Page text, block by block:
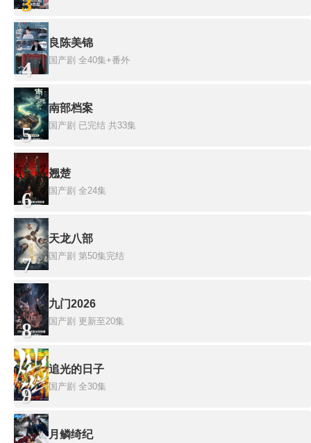
4
良陈美锦
国产剧 全40集+番外
5
南部档案
国产剧 已完结 共33集
6
翘楚
国产剧 全24集
7
天龙八部
国产剧 第50集完结
8
九门2026
国产剧 更新至20集
9
追光的日子
国产剧 全30集
月鳞绮纪